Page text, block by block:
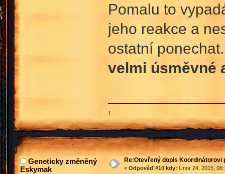
Pomalu to
jeho reakce a
ostatní
velmi úsměvné
T
Geneticky změněný
Eskymak
Re:Otevřený dopis Koordinátorovi
« Odpověď #10 kdy: Únor 24, 2015,